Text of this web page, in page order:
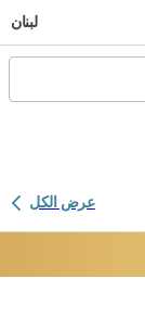
لبنان
عرض الكل